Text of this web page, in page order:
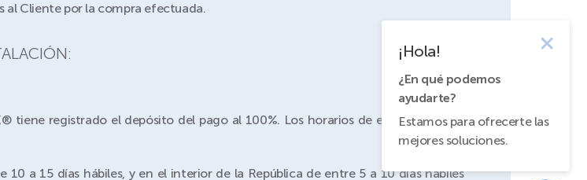
al Cliente por la compra efectuada.
tiene registrado el depósito del pago al 100%. Los horarios de entrega son de
a 15 días hábiles, y en el interior de la República de entre 5 a 10 días hábiles
¡Hola!
¿En qué podemos
ayudarte?
Estamos para ofrecerte las
mejores soluciones.